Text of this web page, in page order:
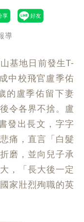
導
基地日前發生T-
中校飛官盧季佑
的盧季佑留下妻
令各界不捨。盧
發出長文，字字
痛，直言「白髮
磨，並向兒子承
，「長大後一定
家壯烈殉職的英